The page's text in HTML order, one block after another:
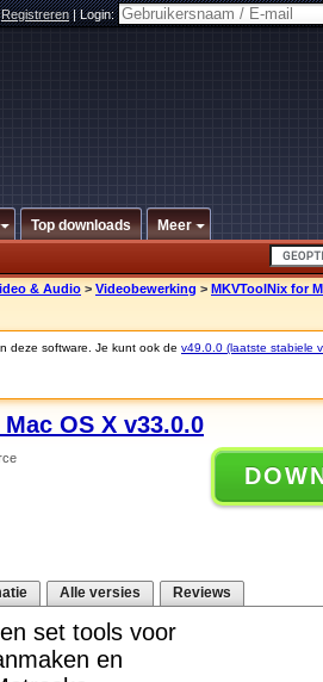
Registreren|Login:
Top downloads Meer
& Audio > Videobewerking > MKVToolNix for
deze software. Je kunt ook de v49.0.0 (laatste stabiele
OS X v33.0.0
Alle versies Reviews
set tools voor
en